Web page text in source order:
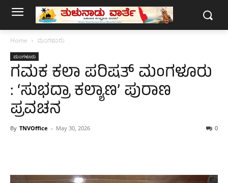
Home ಮಂಗಳೂರು
ಮಂಗಳೂರು
ಗಮಕ ಕಲಾ ಪರಿಷತ್ ಮಂಗಳೂರು
: ‘ಸುಭದ್ರಾ ಕಲ್ಯಾಣ’ ಪುರಾಣ
ಪ್ರವಚನ
By TNVOffice - May 30, 2026 0